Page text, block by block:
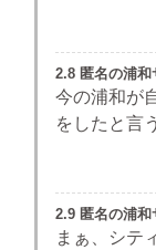
2.8 匿名の浦和
今の浦和が
をしたと言
2.9 匿名の浦和
まぁ、シテ